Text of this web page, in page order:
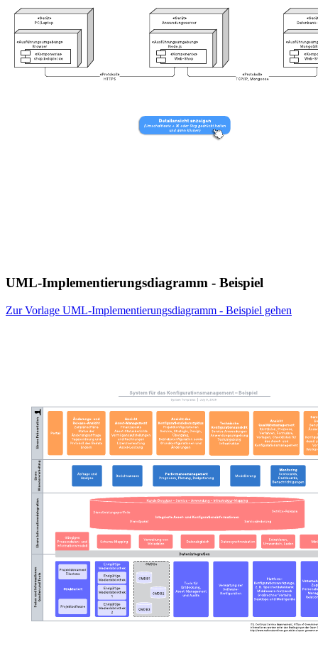
UML-Implementierungsdiagramm - Beispiel
Zur Vorlage UML-Implementierungsdiagramm - Beispiel gehen